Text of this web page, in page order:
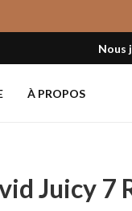
Nous
À PROPOS
Juicy 7